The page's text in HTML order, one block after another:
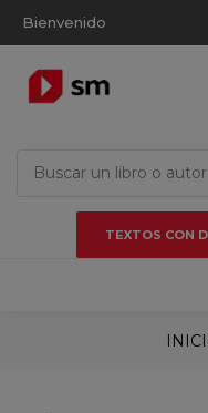
Bienvenido
TEXTOS CON